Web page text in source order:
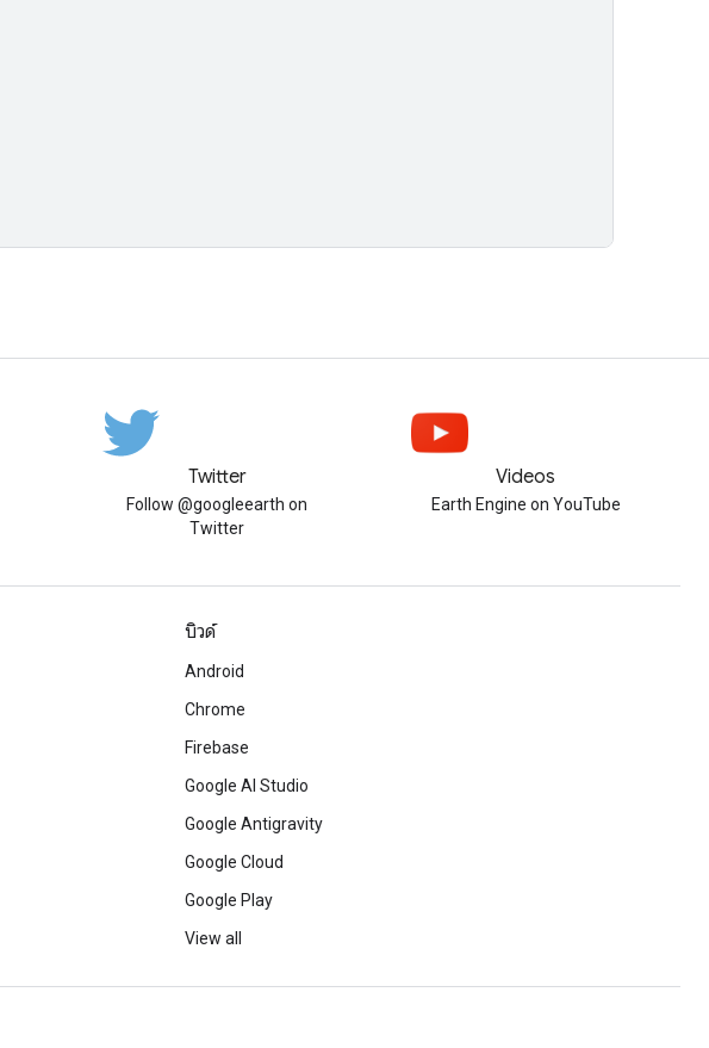
Twitter
Follow @googleearth on
Twitter
Videos
Earth Engine on YouTube
บิวด์
Android
Chrome
Firebase
Google AI Studio
Google Antigravity
Google Cloud
Google Play
View all